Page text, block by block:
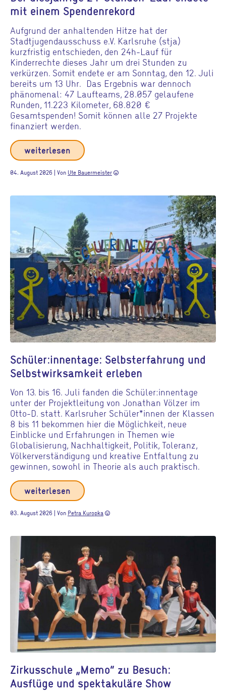
mit einem Spendenrekord
Aufgrund der anhaltenden Hitze hat der
Stadtjugendausschuss e.V. Karlsruhe (stja)
kurzfristig entschieden, den 24h-Lauf für
Kinderrechte dieses Jahr um drei Stunden zu
verkürzen. Somit endete er am Sonntag, den 12. Juli
bereits um 13 Uhr. Das Ergebnis war dennoch
phänomenal: 47 Laufteams, 28.057 gelaufene
Runden, 11.223 Kilometer, 68.820 €
Gesamtspenden! Somit können alle 27 Projekte
finanziert werden.
weiterlesen
04. August 2026 | Von Ute Bauermeister sentiment_very_satisfied
Schüler:innentage: Selbsterfahrung und
Selbstwirksamkeit erleben
Von 13. bis 16. Juli fanden die Schüler:innentage
unter der Projektleitung von Jonathan Völzer im
Otto-D. statt. Karlsruher Schüler*innen der Klassen
8 bis 11 bekommen hier die Möglichkeit, neue
Einblicke und Erfahrungen in Themen wie
Globalisierung, Nachhaltigkeit, Politik, Toleranz,
Völkerverständigung und kreative Entfaltung zu
gewinnen, sowohl in Theorie als auch praktisch.
weiterlesen
03. August 2026 | Von Petra Kuropka sentiment_very_satisfied
Zirkusschule „Memo“ zu Besuch:
Ausflüge und spektakuläre Show